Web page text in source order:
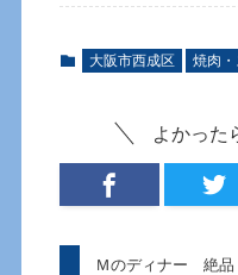
大阪市西成区 焼肉
よかった
Ｍのディナー 絶品